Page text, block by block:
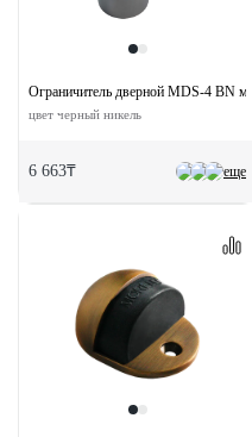
еще
Ограничитель дверной MDS-4 BN
цвет черный никель
6 663₸